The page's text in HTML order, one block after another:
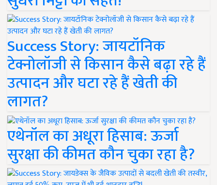
Success Story: जायटॉनिक
टेक्नोलॉजी से किसान कैसे बढ़ा रहे हैं
उत्पादन और घटा रहे हैं खेती की
लागत?
एथेनॉल का अधूरा हिसाब: ऊर्जा
सुरक्षा की कीमत कौन चुका रहा है?